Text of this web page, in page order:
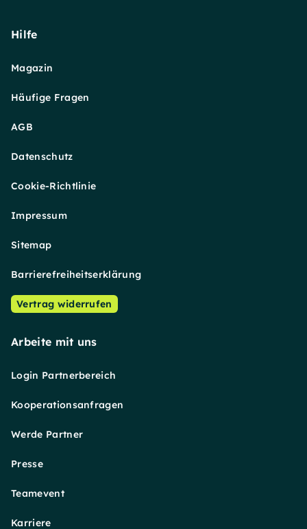
Hilfe
Magazin
Häufige Fragen
AGB
Datenschutz
Cookie-Richtlinie
Impressum
Sitemap
Barrierefreiheitserklärung
Vertrag widerrufen
Arbeite mit uns
Login Partnerbereich
Kooperationsanfragen
Werde Partner
Presse
Teamevent
Karriere